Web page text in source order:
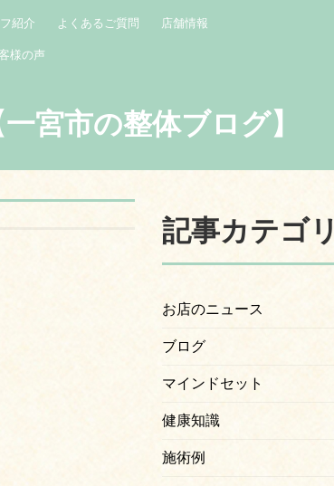
紹介 よくあるご質問 店舗情報
様の声
宮市の整体ブログ】
記事カテゴリ
お店のニュース
ブログ
マインドセット
健康知識
施術例